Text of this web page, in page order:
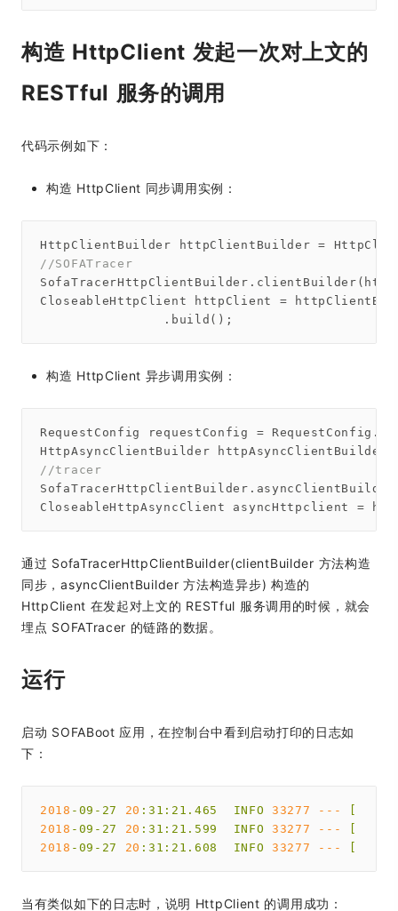
构造 HttpClient 发起一次对上文的
RESTful 服务的调用
代码示例如下：
构造 HttpClient 同步调用实例：
//SOFATracer
CloseableHttpClient httpClient =
构造 HttpClient 异步调用实例：
RequestConfig requestConfig =
//tracer
通过 SofaTracerHttpClientBuilder(clientBuilder 方法构造
同步，asyncClientBuilder 方法构造异步) 构造的
HttpClient 在发起对上文的 RESTful 服务调用的时候，就会
埋点 SOFATracer 的链路的数据。
运行
启动 SOFABoot 应用，在控制台中看到启动打印的日志如
下：
2018 -09 -27 20 :31:21.465 INFO 33277 ---
2018 -09 -27 20 :31:21.599 INFO 33277 ---
2018 -09 -27 20 :31:21.608 INFO 33277 ---
当有类似如下的日志时，说明 HttpClient 的调用成功：